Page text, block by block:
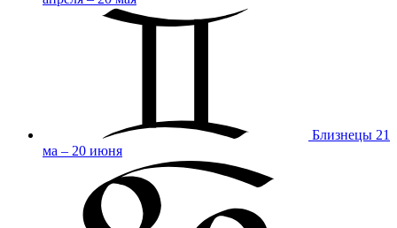
Близнецы 21
ма – 20 июня